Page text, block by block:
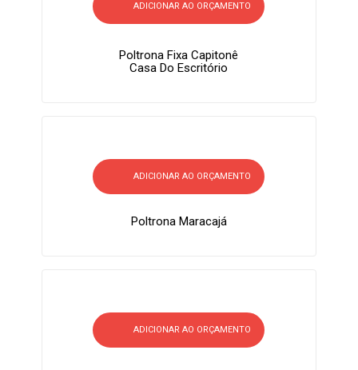
ADICIONAR AO ORÇAMENTO
Poltrona Fixa Capitonê
Casa Do Escritório
ADICIONAR AO ORÇAMENTO
Poltrona Maracajá
ADICIONAR AO ORÇAMENTO